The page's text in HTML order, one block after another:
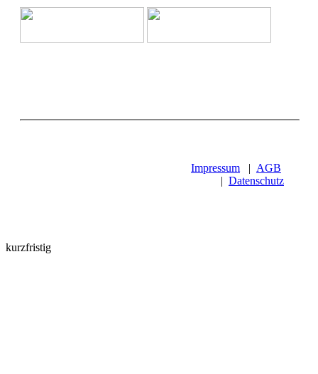
Impressum | AGB
| Datenschutz
kurzfristig